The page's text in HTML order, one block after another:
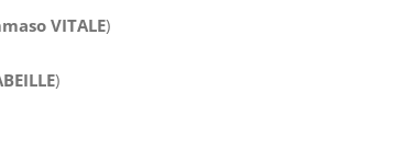
VITALE)
)